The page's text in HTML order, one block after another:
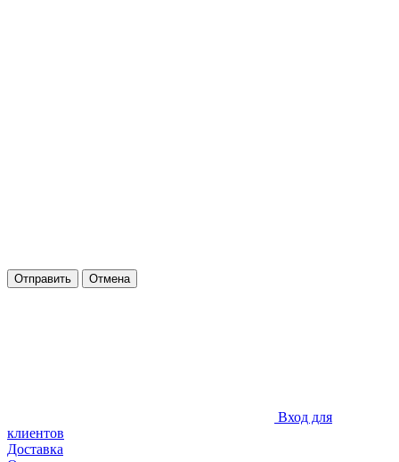
Отправить Отмена
Вход для
клиентов
Доставка